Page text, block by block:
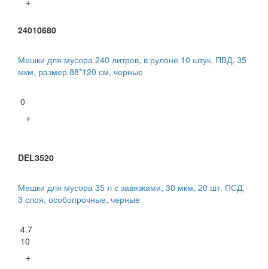
24010680
Мешки для мусора 240 литров, в рулоне 10 штук, ПВД, 35
мкм, размер 88*120 см, черные
0
+
DEL3520
Мешки для мусора 35 л с завязками, 30 мкм, 20 шт. ПСД,
3 слоя, особопрочные, черные
4.7
10
+